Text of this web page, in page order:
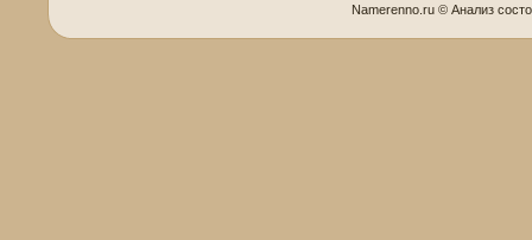
Namerenno.ru © Анализ